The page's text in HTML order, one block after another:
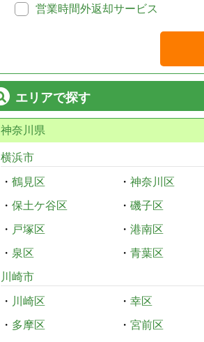
営業時間外返却サービス
エリアで探す
神奈川県
横浜市
・ 鶴見区 ・ 神奈川区
・ 保土ケ谷区 ・ 磯子区
・ 戸塚区 ・ 港南区
・ 泉区 ・ 青葉区
川崎市
・ 川崎区 ・ 幸区
・ 多摩区 ・ 宮前区